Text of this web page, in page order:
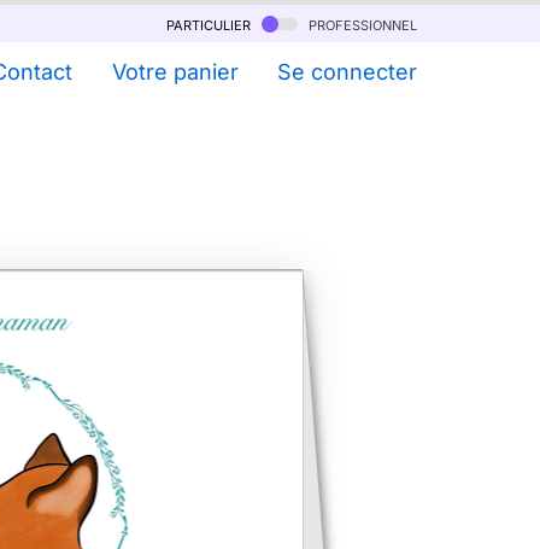
particulier professionnel
Votre panier Se connecter